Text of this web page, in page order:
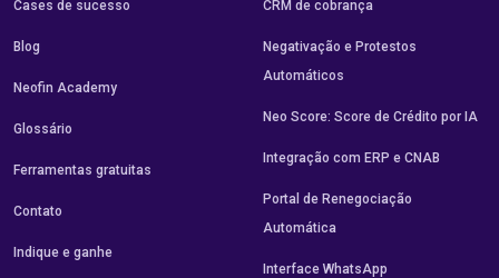
Cases de sucesso
Blog
Neofin Academy
Glossário
Ferramentas gratuitas
Contato
Indique e ganhe
CRM de cobrança
Negativação e Protestos
Automáticos
Neo Score: Score de Crédito por IA
Integração com ERP e CNAB
Portal de Renegociação
Automática
Interface WhatsApp